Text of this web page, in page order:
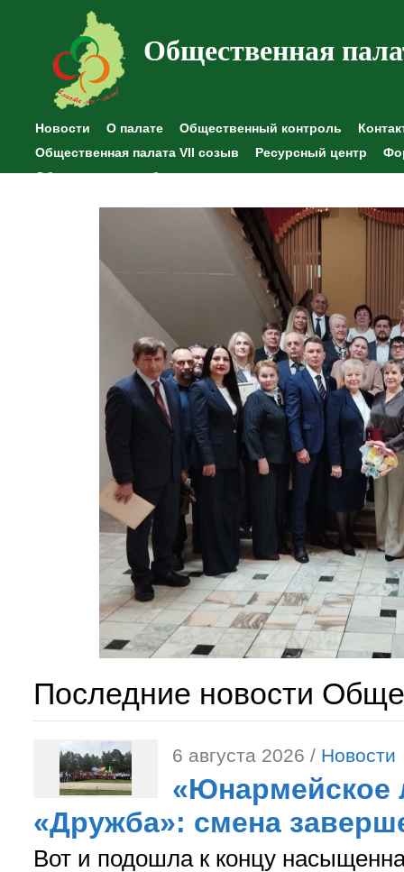
Общественная
Новости О палате Общественный контроль
Общественная палата VII созыв
Ресурсный центр
Общественные наблюдения
Последние новости
6 августа 2026 / Новости
«Юнармейское
«Дружба»: смена
Вот и подошла к концу